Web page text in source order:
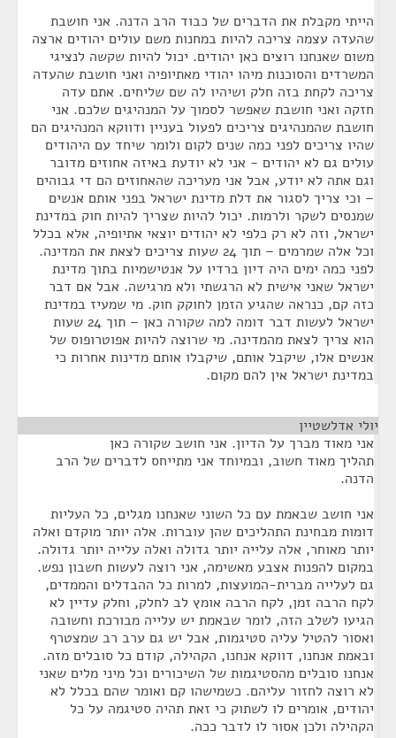
הייתי מקבלת את הדברים של כבוד הרב הדנה. אני חושבת
שהעדה עצמה צריכה להיות במחנות משם עולים יהודים ארצה
משום שאנחנו רוצים כאן יהודים. יכול להיות שקשה לנציגי
המשרדים והסוכנות מיהו יהודי מאתיופיה ואני חושבת שהעדה
צריכה לקחת בזה חלק ושיהיו לה שם שליחים. אתם עדה
חזקה ואני חושבת שאפשר לסמוך על המנהיגים שלכם. אני
חושבת שהמנהיגים צריכים לפעול בעניין ודווקא המנהיגים הם
שהיו צריכים לפני כמה שנים לקום ולומר שיחד עם היהודים
עולים גם לא יהודים - אני לא יודעת באיזה אחוזים מדובר
וגם אתה לא יודע, אבל אני מעריכה שהאחוזים הם די גבוהים
– וכי צריך לסגור את דלת מדינת ישראל בפני אותם אנשים
שמנסים לשקר ולרמות. יכול להיות שצריך להיות חוק במדינת
ישראל, וזה לא רק כלפי לא יהודים יוצאי אתיופיה, אלא בכלל
וכל אלה שמרמים – תוך 24 שעות צריכים לצאת את המדינה.
לפני כמה ימים היה דיון ברדיו על אנטישמיות בתוך מדינת
ישראל שאני אישית לא הרגשתי ולא מרגישה. אבל אם דבר
כזה קם, כנראה שהגיע הזמן לחוקק חוק. מי שמעיז במדינת
ישראל לעשות דבר דומה למה שקורה כאן – תוך 24 שעות
הוא צריך לצאת מהמדינה. מי שרוצה להיות אפוטרופוס של
אנשים אלו, שיקבל אותם, שיקבלו אותם מדינות אחרות כי
במדינת ישראל אין להם מקום.
יולי אדלשטיין
אני מאוד מברך על הדיון. אני חושב שקורה כאן
תהליך מאוד חשוב, ובמיוחד אני מתייחס לדברים של הרב
הדנה.
אני חושב שבאמת עם כל השוני שאנחנו מגלים, כל העליות
דומות מבחינת התהליכים שהן עוברות. אלה יותר מוקדם ואלה
יותר מאוחר, אלה עלייה יותר גדולה ואלה עלייה יותר גדולה.
במקום להפנות אצבע מאשימה, אני רוצה לעשות חשבון נפש.
גם לעלייה מברית-המועצות, למרות כל ההבדלים והממדים,
לקח הרבה זמן, לקח הרבה אומץ לב לחלק, וחלק עדיין לא
הגיעו לשלב הזה, לומר שבאמת יש עלייה מבורכת וחשובה
ואסור להטיל עליה סטיגמות, אבל יש גם ערב רב שמצטרף
ובאמת אנחנו, דווקא אנחנו, הקהילה, קודם כל סובלים מזה.
אנחנו סובלים מהסטיגמות של השיכורים וכל מיני מלים שאני
לא רוצה לחזור עליהם. כשמישהו קם ואומר שהם בכלל לא
יהודים, אומרים לו לשתוק כי זאת תהיה סטיגמה על כל
הקהילה ולכן אסור לו לדבר ככה.